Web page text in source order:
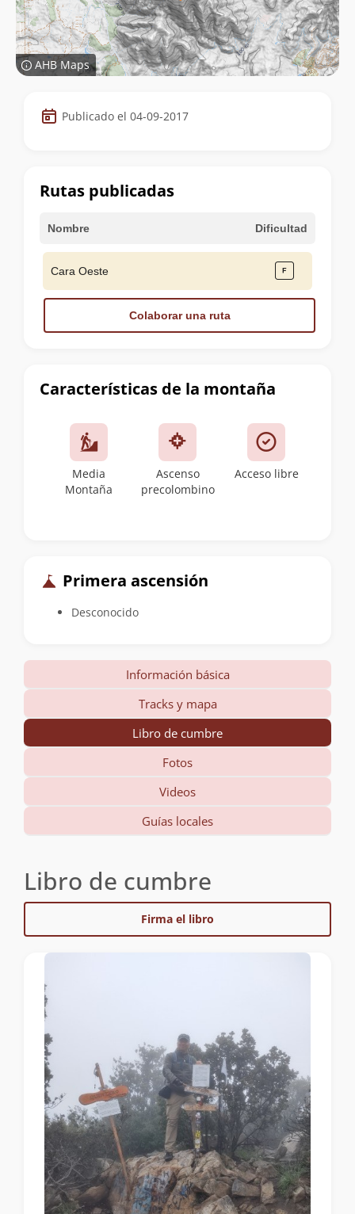
AHB Maps
Datos
de
cumbre
Publicado el 04-09-2017
Características de la montaña
Media
Montaña
Ascenso
precolombino
Acceso libre
Primera ascensión
Desconocido
Rutas publicadas
Nombre Dificultad
Cara Oeste
Colaborar una ruta
Información básica
Tracks y mapa
Libro de cumbre
Fotos
Videos
Guías locales
Libro de cumbre
Firma el libro